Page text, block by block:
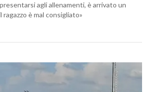
agli allenamenti, è arrivato un
è mal consigliato»